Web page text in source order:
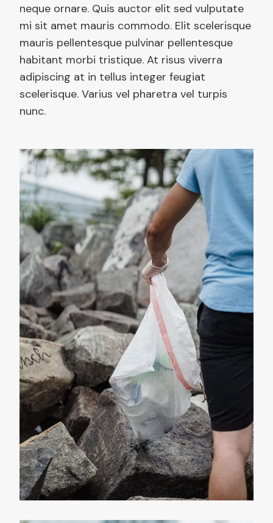
neque ornare. Quis auctor elit sed vulputate
mi sit amet mauris commodo. Elit scelerisque
mauris pellentesque pulvinar pellentesque
habitant morbi tristique. At risus viverra
adipiscing at in tellus integer feugiat
scelerisque. Varius vel pharetra vel turpis
nunc.